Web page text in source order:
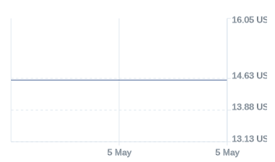
5 May 5 May
13.13 USD
13.88 USD
14.63 USD
16.05 USD